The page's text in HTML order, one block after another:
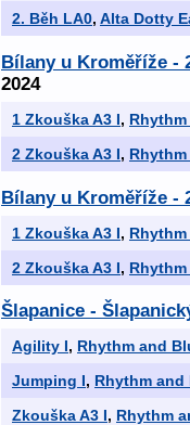
2. Běh LA0, Alta Dotty
Bílany u Kroměříže -
2024
1 Zkouška A3 I,
2 Zkouška A3 I,
Bílany u Kroměříže -
1 Zkouška A3 I,
2 Zkouška A3 I,
Šlapanice -
Agility I, Rhythm and
Jumping I, Rhythm and
Zkouška A3 I, Rhythm